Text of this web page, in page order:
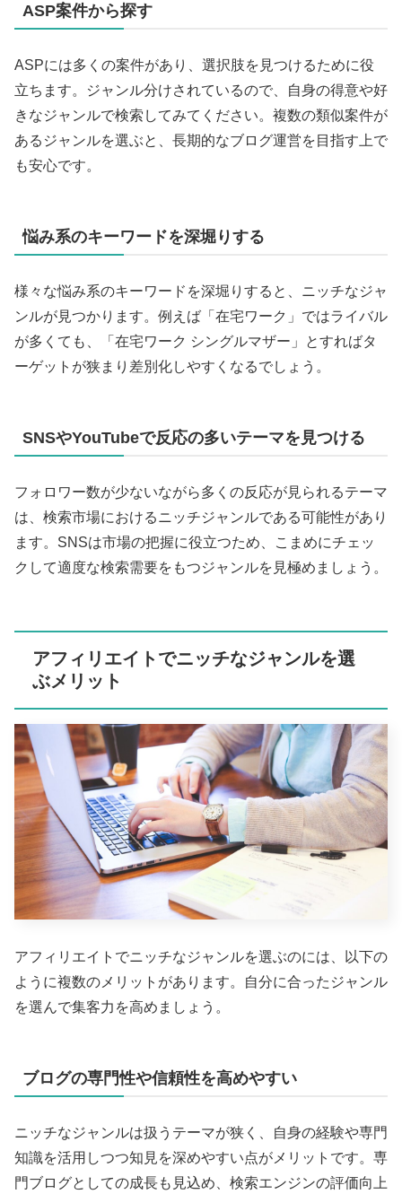
ASP案件から探す
ASPには多くの案件があり、選択肢を見つけるために役
立ちます。ジャンル分けされているので、自身の得意や好
きなジャンルで検索してみてください。複数の類似案件が
あるジャンルを選ぶと、長期的なブログ運営を目指す上で
も安心です。
悩み系のキーワードを深堀りする
様々な悩み系のキーワードを深堀りすると、ニッチなジャ
ンルが見つかります。例えば「在宅ワーク」ではライバル
が多くても、「在宅ワーク シングルマザー」とすればタ
ーゲットが狭まり差別化しやすくなるでしょう。
SNSやYouTubeで反応の多いテーマを見つける
フォロワー数が少ないながら多くの反応が見られるテーマ
は、検索市場におけるニッチジャンルである可能性があり
ます。SNSは市場の把握に役立つため、こまめにチェッ
クして適度な検索需要をもつジャンルを見極めましょう。
アフィリエイトでニッチなジャンルを選
ぶメリット
アフィリエイトでニッチなジャンルを選ぶのには、以下の
ように複数のメリットがあります。自分に合ったジャンル
を選んで集客力を高めましょう。
ブログの専門性や信頼性を高めやすい
ニッチなジャンルは扱うテーマが狭く、自身の経験や専門
知識を活用しつつ知見を深めやすい点がメリットです。専
門ブログとしての成長も見込め、検索エンジンの評価向上